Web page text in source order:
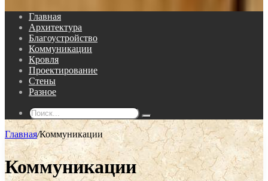
Главная
Архитектура
Благоустройство
Коммуникации
Кровля
Проектирование
Стены
Разное
Поиск...
Главная/Коммуникации
Коммуникации